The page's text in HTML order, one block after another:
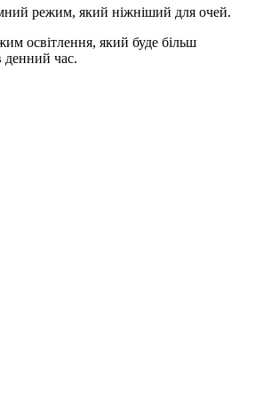
режим, який ніжніший для очей.
освітлення, який буде більш
час.